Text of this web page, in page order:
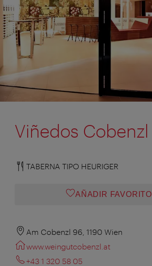
Viñedos Cobenzl
TABERNA TIPO HEURIGER
AÑADIR FAVORITO
Am Cobenzl 96, 1190 Wien
www.weingutcobenzl.at
+43 1 320 58 05